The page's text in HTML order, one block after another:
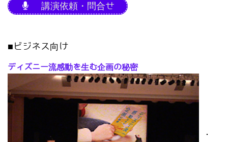
講演依頼・問合せ
■ビジネス向け
ディズニー流感動を生む企画の秘密
･